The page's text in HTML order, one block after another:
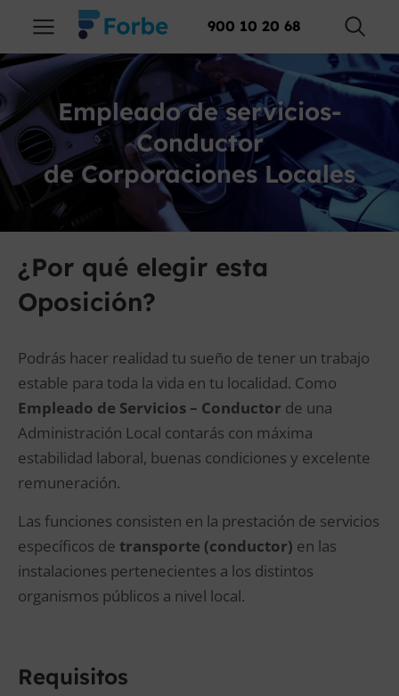
900 10 20 68
Empleado de servicios-
Conductor
de Corporaciones Locales
¿Por qué elegir esta
Oposición?
Podrás hacer realidad tu sueño de tener un trabajo
estable para toda la vida en tu localidad. Como
Empleado de Servicios – Conductor de una
Administración Local contarás con máxima
estabilidad laboral, buenas condiciones y excelente
remuneración.
Las funciones consisten en la prestación de servicios
específicos de transporte (conductor) en las
instalaciones pertenecientes a los distintos
organismos públicos a nivel local.
Requisitos